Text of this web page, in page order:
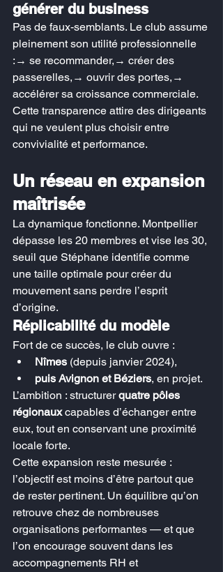
générer du business
Pas de faux-semblants. Le club assume
pleinement son utilité professionnelle
:→ se recommander,→ créer des
passerelles,→ ouvrir des portes,→
accélérer sa croissance commerciale.
Cette transparence attire des dirigeants
qui ne veulent plus choisir entre
convivialité et performance.
Un réseau en expansion
maîtrisée
La dynamique fonctionne. Montpellier
dépasse les 20 membres et vise les 30,
seuil que Stéphane identifie comme
une taille optimale pour créer du
mouvement sans perdre l’esprit
d’origine.
Réplicabilité du modèle
Fort de ce succès, le club ouvre :
Nîmes (depuis janvier 2024),
puis Avignon et Béziers, en projet.
L’ambition : structurer quatre pôles
régionaux capables d’échanger entre
eux, tout en conservant une proximité
locale forte.
Cette expansion reste mesurée :
l’objectif est moins d’être partout que
de rester pertinent. Un équilibre qu’on
retrouve chez de nombreuses
organisations performantes — et que
l’on encourage souvent dans les
accompagnements RH et